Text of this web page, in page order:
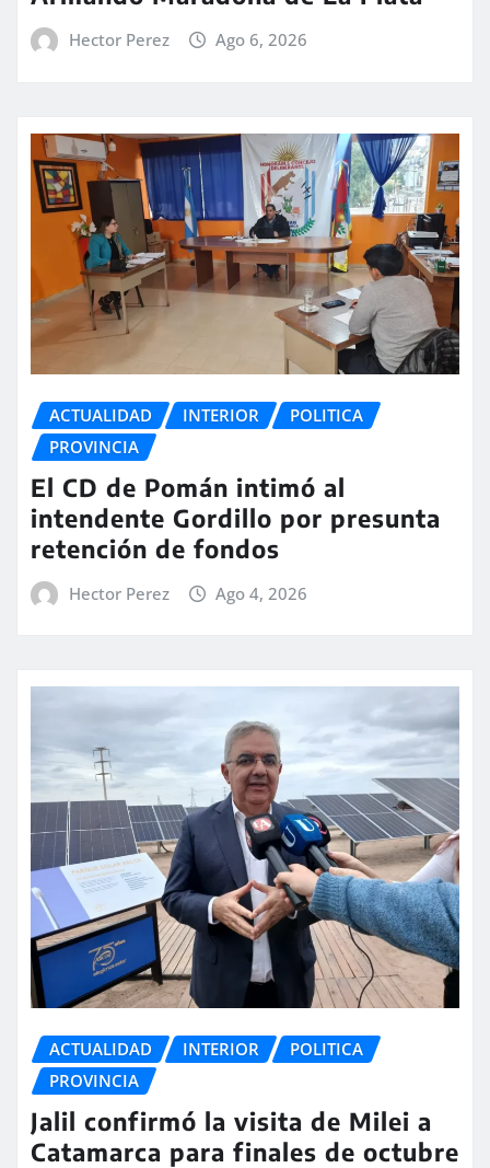
Hector Perez Ago 6, 2026
ACTUALIDAD INTERIOR
POLITICA
PROVINCIA
El CD de Pomán intimó al
intendente Gordillo por presunta
retención de fondos
Hector Perez Ago 4, 2026
ACTUALIDAD INTERIOR
POLITICA
PROVINCIA
Jalil confirmó la visita de Milei a
Catamarca para finales de octubre